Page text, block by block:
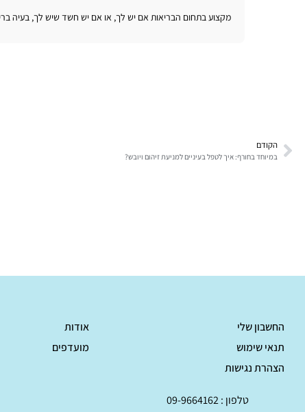
מקצוע בתחום הבריאות אם יש לך, או אם יש חשד שיש לך, בעיה
הקודם
במיוחד בחורף: איך לטפל בעיניים למניעת זיהום ויובש?
החשבון שלי
תנאי שימוש
הצהרת נגישות
טלפון : 09-9664162
אודות
מועדפים